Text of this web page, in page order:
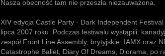
Nasza obecność tam nie przeszła niezauważona.
XIV edycja Castle Party - Dark Independent Festival
lipca 2007 roku. Podczas festiwalu wystąpili:
zespół Front Line Assembly, brytyjskie: IAMX oraz
Catastrophe Ballet, Diary Of Dreams, Diorama, po